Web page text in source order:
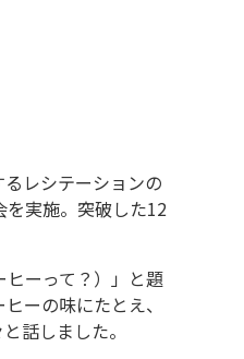
レシテーションの
実施。突破した12
ヒーって？）」と題
ーの味にたとえ、
話しました。